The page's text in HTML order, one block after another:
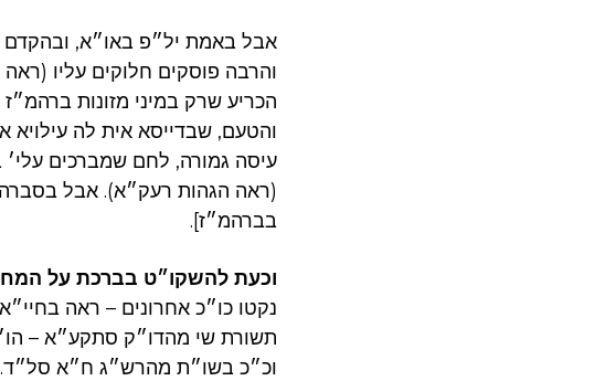
אבל באמת יל״פ באו״א,
והרבה פוסקים חלוקים עליו
הכריע שרק במיני מזונות
והטעם, שבדייסא אית לה עילויא
עיסה גמורה, לחם שמברכים
(ראה הגהות רעק״א). אבל
בברהמ״ז].
וכעת להשקו״ט בברכת על
נקטו כו״כ אחרונים – ראה
תשורת שי מהדו״ק סתקע״א –
וכ״כ בשו״ת מהרש״ג ח״א סל״ד.